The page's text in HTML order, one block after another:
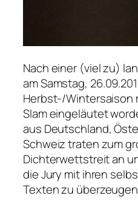
Nach einer (viel zu)
am Samstag,
Herbst-/Wintersaison
Slam eingeläutet
aus Deutschland,
Schweiz traten zum
Dichterwettstreit an
die Jury mit ihren
Texten zu